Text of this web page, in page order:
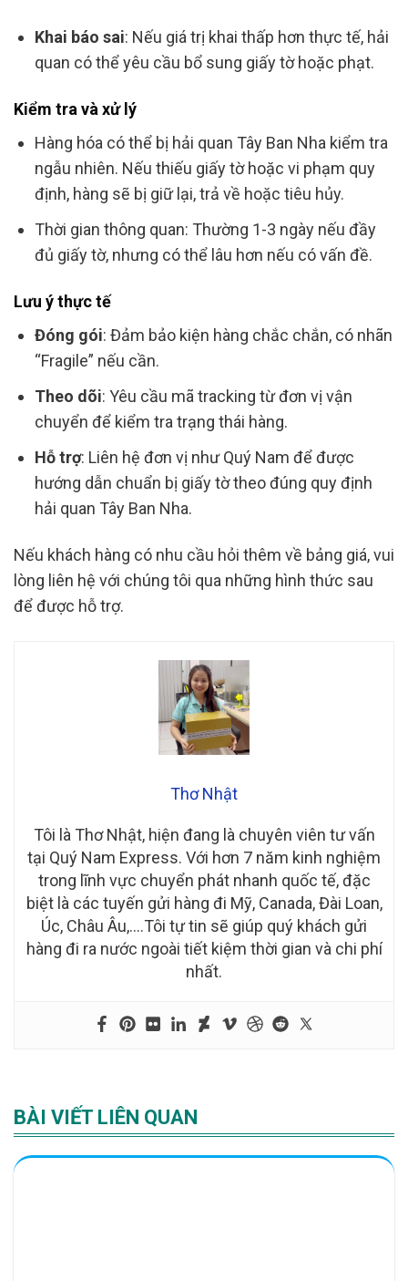
Khai báo sai: Nếu giá trị khai thấp hơn thực tế, hải
quan có thể yêu cầu bổ sung giấy tờ hoặc phạt.
Kiểm tra và xử lý
Hàng hóa có thể bị hải quan Tây Ban Nha kiểm tra
ngẫu nhiên. Nếu thiếu giấy tờ hoặc vi phạm quy
định, hàng sẽ bị giữ lại, trả về hoặc tiêu hủy.
Thời gian thông quan: Thường 1-3 ngày nếu đầy
đủ giấy tờ, nhưng có thể lâu hơn nếu có vấn đề.
Lưu ý thực tế
Đóng gói: Đảm bảo kiện hàng chắc chắn, có nhãn
“Fragile” nếu cần.
Theo dõi: Yêu cầu mã tracking từ đơn vị vận
chuyển để kiểm tra trạng thái hàng.
Hỗ trợ: Liên hệ đơn vị như Quý Nam để được
hướng dẫn chuẩn bị giấy tờ theo đúng quy định
hải quan Tây Ban Nha.
Nếu khách hàng có nhu cầu hỏi thêm về bảng giá, vui
lòng liên hệ với chúng tôi qua những hình thức sau
để được hỗ trợ.
Thơ Nhật
Tôi là Thơ Nhật, hiện đang là chuyên viên tư vấn
tại Quý Nam Express. Với hơn 7 năm kinh nghiệm
trong lĩnh vực chuyển phát nhanh quốc tế, đặc
biệt là các tuyến gửi hàng đi Mỹ, Canada, Đài Loan,
Úc, Châu Âu,….Tôi tự tin sẽ giúp quý khách gửi
hàng đi ra nước ngoài tiết kiệm thời gian và chi phí
nhất.
BÀI VIẾT LIÊN QUAN